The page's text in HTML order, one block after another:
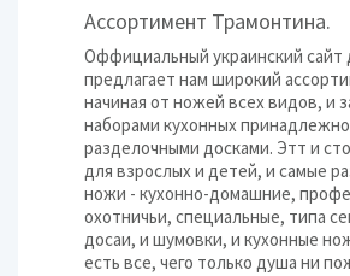
Ассортимент Трамонтина.
Оффициальный украинский сайт
предлагает нам широкий
начиная от ножей всех видов, и
наборами кухонных
разделочными досками. Этт и
для взрослых и детей, и самые
ножи - кухонно-домашние,
охотничьи, специальные, типа
досаи, и шумовки, и кухонные
есть все, чего только душа ни